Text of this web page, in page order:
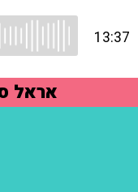
13:37
אראל